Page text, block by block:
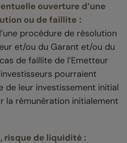
ouverture d’une
ou de faillite :
procédure de résolution
et/ou du Garant et/ou du
de faillite de l’Emetteur
pourraient
leur investissement initial
la rémunération initialement
risque de liquidité :